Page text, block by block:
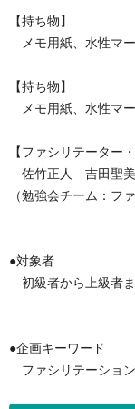
【持ち物】
メモ用紙、水性マー
【持ち物】
メモ用紙、水性マー
【ファシリテーター
佐竹正人 吉田聖美
（勉強会チーム：フ
●対象者
初級者から上級者
●企画キーワード
ファシリテーショ